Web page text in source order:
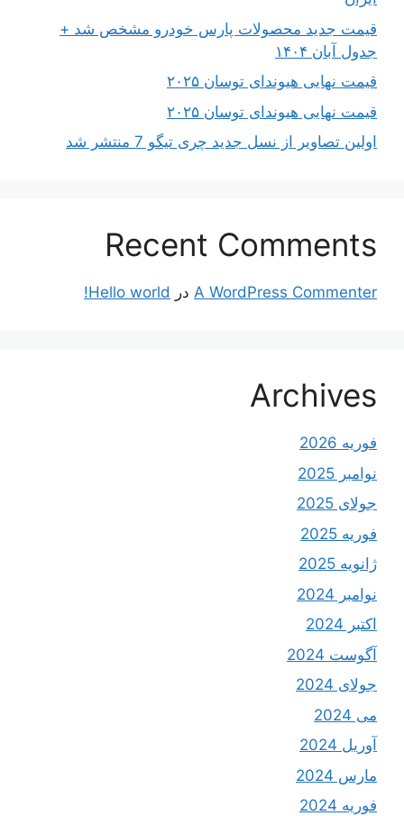
قیمت جدید محصولات پارس خودرو مشخص شد +
جدول آبان ۱۴۰۴
قیمت نهایی هیوندای توسان ۲۰۲۵
قیمت نهایی هیوندای توسان ۲۰۲۵
اولین تصاویر از نسل جدید چری تیگو 7 منتشر شد
Recent Comments
A WordPress Commenter در Hello world!
Archives
فوریه 2026
نوامبر 2025
جولای 2025
فوریه 2025
ژانویه 2025
نوامبر 2024
اکتبر 2024
آگوست 2024
جولای 2024
می 2024
آوریل 2024
مارس 2024
فوریه 2024